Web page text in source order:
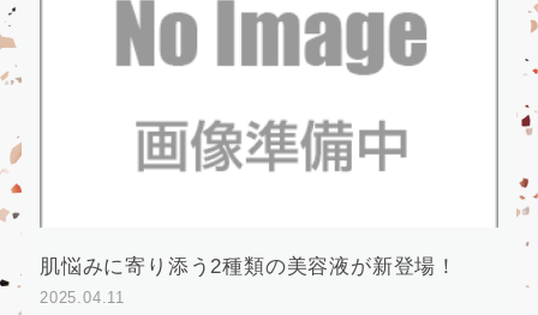
肌悩みに寄り添う2種類の美容液が新登場！
2025.04.11